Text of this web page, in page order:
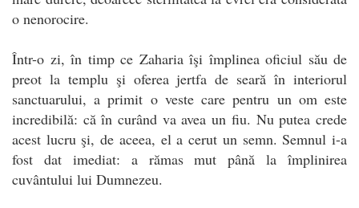
o nenorocire.
Într-o zi, în timp ce Zaharia îşi împlinea oficiul său de
preot la templu şi oferea jertfa de seară în interiorul
sanctuarului, a primit o veste care pentru un om este
incredibilă: că în curând va avea un fiu. Nu putea crede
acest lucru şi, de aceea, el a cerut un semn. Semnul i-a
fost dat imediat: a rămas mut până la împlinirea
cuvântului lui Dumnezeu.